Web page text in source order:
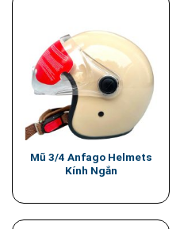
Mũ 3/4 Anfago Helmets
Kính Ngắn